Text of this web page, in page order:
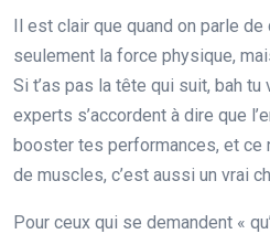
Il est clair que quand on parle
seulement la force physique,
Si t’as pas la tête qui suit, bah tu
experts s’accordent à dire que
booster tes performances, et ce
de muscles, c’est aussi un vrai
Pour ceux qui se demandent «